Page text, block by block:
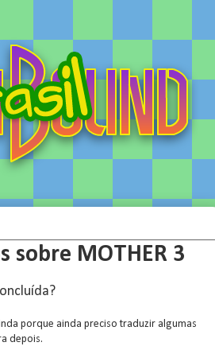
sobre MOTHER 3
porque ainda preciso traduzir algumas
depois.